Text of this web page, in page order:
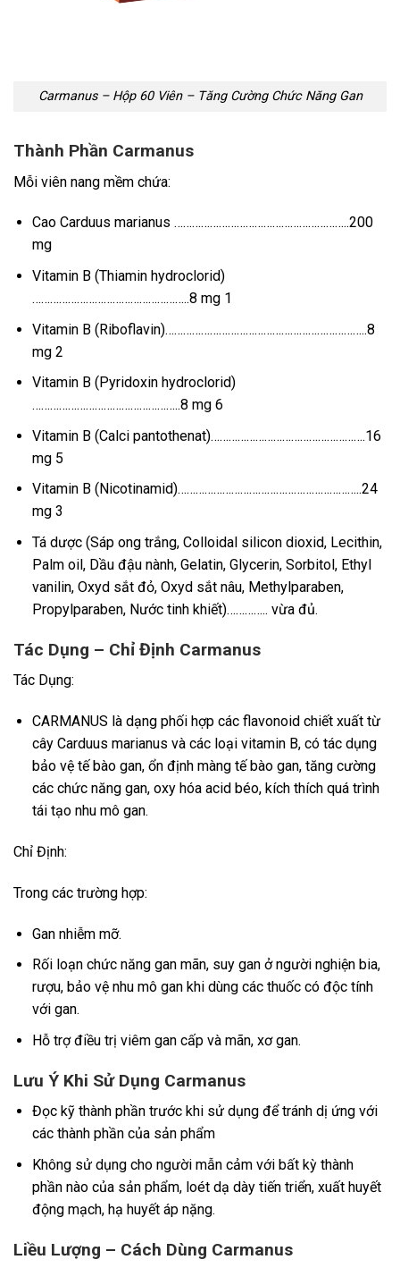
Carmanus – Hộp 60 Viên – Tăng Cường Chức Năng Gan
Thành Phần Carmanus
Mỗi viên nang mềm chứa:
Cao Carduus marianus …………………………………………………..200
mg
Vitamin B (Thiamin hydroclorid)
……………………………………………..8 mg 1
Vitamin B (Riboflavin)…………………………………………………………..8
mg 2
Vitamin B (Pyridoxin hydroclorid)
…………………………………………..8 mg 6
Vitamin B (Calci pantothenat)…………………………………………….16
mg 5
Vitamin B (Nicotinamid)……………………………………………………..24
mg 3
Tá dược (Sáp ong trắng, Colloidal silicon dioxid, Lecithin,
Palm oil, Dầu đậu nành, Gelatin, Glycerin, Sorbitol, Ethyl
vanilin, Oxyd sắt đỏ, Oxyd sắt nâu, Methylparaben,
Propylparaben, Nước tinh khiết)………….. vừa đủ.
Tác Dụng – Chỉ Định Carmanus
Tác Dụng:
CARMANUS là dạng phối hợp các flavonoid chiết xuất từ
cây Carduus marianus và các loại vitamin B, có tác dụng
bảo vệ tế bào gan, ổn định màng tế bào gan, tăng cường
các chức năng gan, oxy hóa acid béo, kích thích quá trình
tái tạo nhu mô gan.
Chỉ Định:
Trong các trường hợp:
Gan nhiễm mỡ.
Rối loạn chức năng gan mãn, suy gan ở người nghiện bia,
rượu, bảo vệ nhu mô gan khi dùng các thuốc có độc tính
với gan.
Hỗ trợ điều trị viêm gan cấp và mãn, xơ gan.
Lưu Ý Khi Sử Dụng Carmanus
Đọc kỹ thành phần trước khi sử dụng để tránh dị ứng với
các thành phần của sản phẩm
Không sử dụng cho người mẫn cảm với bất kỳ thành
phần nào của sản phẩm, loét dạ dày tiến triển, xuất huyết
động mạch, hạ huyết áp nặng.
Liều Lượng – Cách Dùng Carmanus